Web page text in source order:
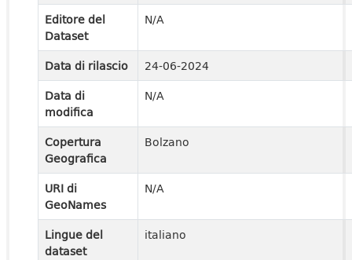
Editore del
Dataset
N/A
Data di rilascio
24-06-2024
Data di
modifica
N/A
Copertura
Geografica
Bolzano
URI di
GeoNames
N/A
Lingue del
dataset
italiano